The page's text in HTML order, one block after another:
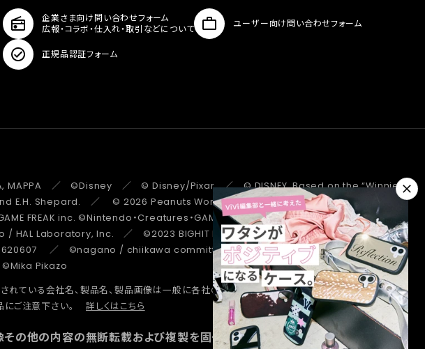
企業さま向け問い合わせフォーム
広報・コラボ・仕入れ・取引などについて
ユーザー向け問い合わせフォーム
正規品認証フォーム
MAPPA ／ ©Disney ／ © Disney/Pixar ／ © DISNEY. Based on the “Winnie the
E.H. Shepard. ／ © 2026 Peanuts Worldwide LLC ／ ©Pokémon.
FREAK inc. ©Nintendo・Creatures・GAME FREAK・TV Tokyo・ShoPro・JR Kikaku
Laboratory, Inc. ／ ©2023 BIGHIT MUSIC / HYBE. All Rights Reserved. ／
／ ©nagano / chiikawa committee ／ STRANGER THINGS ™/© Netflix.
Pikazo
れている会社名、製品名、製品画像は一般に各社の商標または登録商標です。
詳しくはこちら
ご注意下さい。
詳しくはこちら
の他の内容の無断転載および複製を固く禁じます。